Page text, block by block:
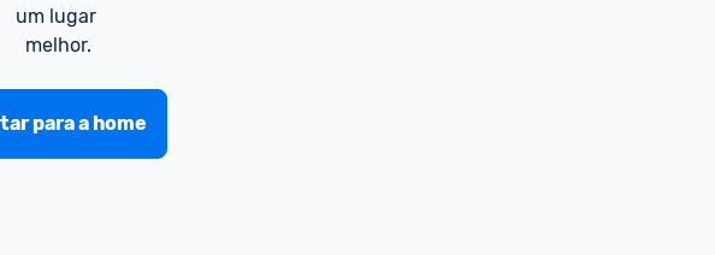
um lugar
melhor.
para a home